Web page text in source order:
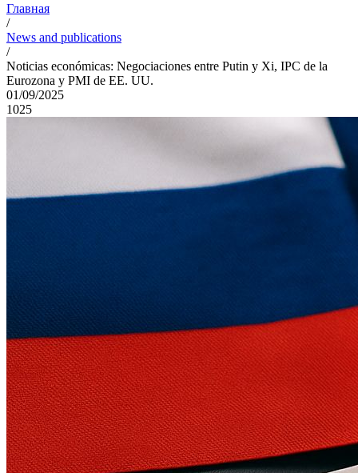
Главная
/
News and publications
/
Noticias económicas: Negociaciones entre Putin y Xi, IPC de la
Eurozona y PMI de EE. UU.
01/09/2025
1025